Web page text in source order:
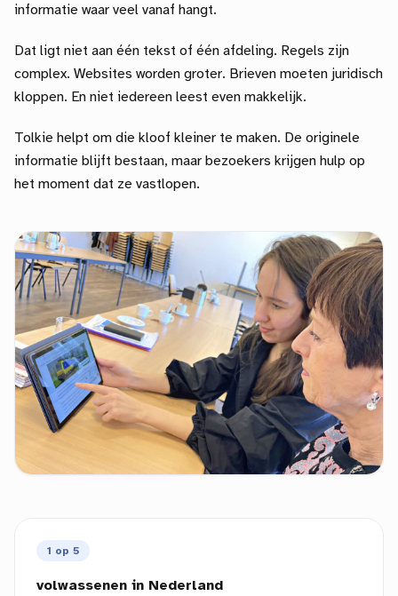
informatie waar veel vanaf hangt.
Dat ligt niet aan één tekst of één afdeling. Regels zijn
complex. Websites worden groter. Brieven moeten juridisch
kloppen. En niet iedereen leest even makkelijk.
Tolkie helpt om die kloof kleiner te maken. De originele
informatie blijft bestaan, maar bezoekers krijgen hulp op
het moment dat ze vastlopen.
1 op 5
volwassenen in Nederland